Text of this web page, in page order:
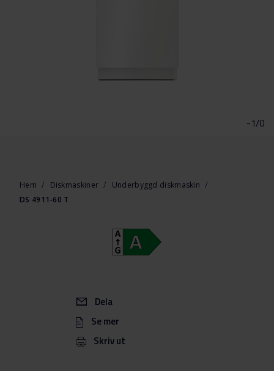
-1/0
Hem Diskmaskiner
Underbyggd diskmaskin
DS 4911-60 T
Dela
Se mer
Skriv ut